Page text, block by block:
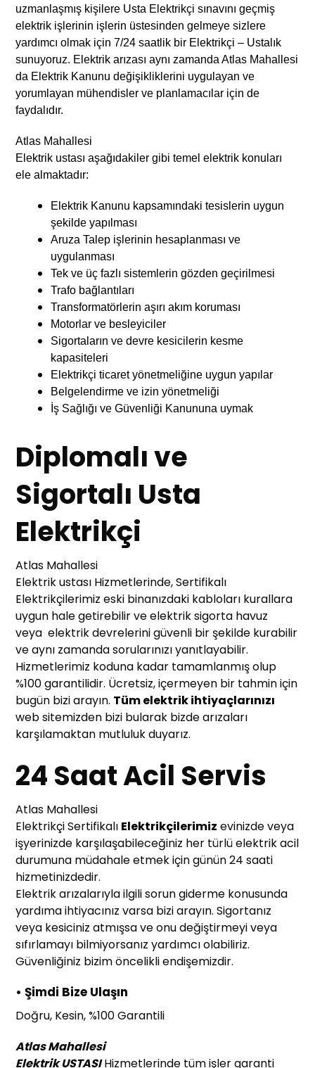
uzmanlaşmış kişilere Usta Elektrikçi sınavını geçmiş
elektrik işlerinin işlerin üstesinden gelmeye sizlere
yardımcı olmak için 7/24 saatlik bir Elektrikçi – Ustalık
sunuyoruz. Elektrik arızası aynı zamanda Atlas Mahallesi
da Elektrik Kanunu değişikliklerini uygulayan ve
yorumlayan mühendisler ve planlamacılar için de
faydalıdır.
Atlas Mahallesi
Elektrik ustası aşağıdakiler gibi temel elektrik konuları
ele almaktadır:
Elektrik Kanunu kapsamındaki tesislerin uygun
şekilde yapılması
Aruza Talep işlerinin hesaplanması ve
uygulanması
Tek ve üç fazlı sistemlerin gözden geçirilmesi
Trafo bağlantıları
Transformatörlerin aşırı akım koruması
Motorlar ve besleyiciler
Sigortaların ve devre kesicilerin kesme
kapasiteleri
Elektrikçi ticaret yönetmeliğine uygun yapılar
Belgelendirme ve izin yönetmeliği
İş Sağlığı ve Güvenliği Kanununa uymak
Diplomalı ve
Sigortalı Usta
Elektrikçi
Atlas Mahallesi
Elektrik ustası Hizmetlerinde, Sertifikalı
Elektrikçilerimiz eski binanızdaki kabloları kurallara
uygun hale getirebilir ve elektrik sigorta havuz
veya elektrik devrelerini güvenli bir şekilde kurabilir
ve aynı zamanda sorularınızı yanıtlayabilir.
Hizmetlerimiz koduna kadar tamamlanmış olup
%100 garantilidir. Ücretsiz, içermeyen bir tahmin için
bugün bizi arayın. Tüm elektrik ihtiyaçlarınızı
web sitemizden bizi bularak bizde arızaları
karşılamaktan mutluluk duyarız.
24 Saat Acil Servis
Atlas Mahallesi
Elektrikçi Sertifikalı Elektrikçilerimiz evinizde veya
işyerinizde karşılaşabileceğiniz her türlü elektrik acil
durumuna müdahale etmek için günün 24 saati
hizmetinizdedir.
Elektrik arızalarıyla ilgili sorun giderme konusunda
yardıma ihtiyacınız varsa bizi arayın. Sigortanız
veya kesiciniz atmışsa ve onu değiştirmeyi veya
sıfırlamayı bilmiyorsanız yardımcı olabiliriz.
Güvenliğiniz bizim öncelikli endişemizdir.
• Şimdi Bize Ulaşın
Doğru, Kesin, %100 Garantili
Atlas Mahallesi
Elektrik USTASIHizmetlerinde tüm işler garanti